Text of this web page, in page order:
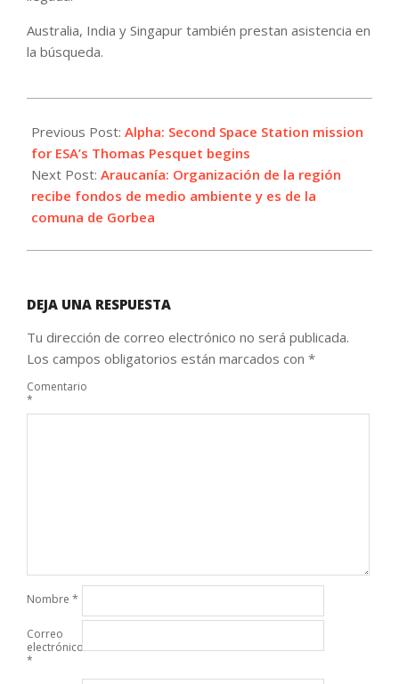
Australia, India y Singapur también prestan asistencia en
la búsqueda.
04-
24
Previous Post: Alpha: Second Space Station mission
for ESA’s Thomas Pesquet begins
Next Post: Araucanía: Organización de la región
recibe fondos de medio ambiente y es de la
comuna de Gorbea
DEJA UNA RESPUESTA
Tu dirección de correo electrónico no será publicada.
Los campos obligatorios están marcados con *
Comentario
*
Nombre *
Correo
electrónico
*